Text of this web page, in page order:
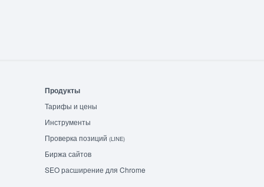
Продукты
Тарифы и цены
Инструменты
Проверка позиций (LINE)
Биржа сайтов
SEO расширение для Chrome